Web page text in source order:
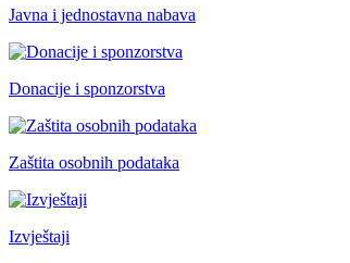
Javna i jednostavna nabava
Donacije i sponzorstva
Zaštita osobnih podataka
Izvještaji